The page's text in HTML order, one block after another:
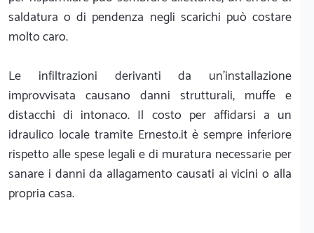
saldatura o di pendenza negli scarichi può costare
molto caro.
Le infiltrazioni derivanti da un'installazione
improvvisata causano danni strutturali, muffe e
distacchi di intonaco. Il costo per affidarsi a un
idraulico locale tramite Ernesto.it è sempre inferiore
rispetto alle spese legali e di muratura necessarie per
sanare i danni da allagamento causati ai vicini o alla
propria casa.